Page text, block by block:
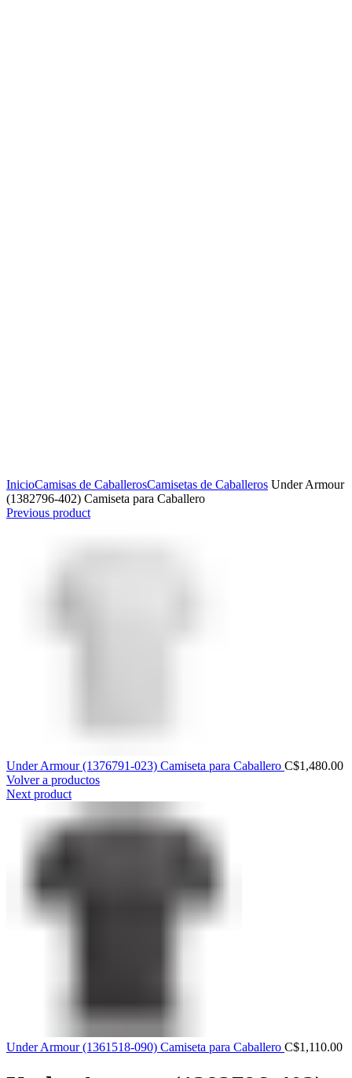
InicioCamisas de CaballerosCamisetas de Caballeros Under Armour
(1382796-402) Camiseta para Caballero
Previous product
Under Armour (1376791-023) Camiseta para Caballero C$1,480.00
Volver a productos
Next product
Under Armour (1361518-090) Camiseta para Caballero C$1,110.00